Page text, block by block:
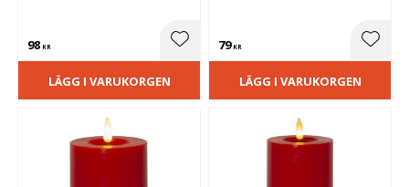
98 KR Lägg till i favoriter
LÄGG I VARUKORGEN
79KR
LÄGG I VARUKORGEN